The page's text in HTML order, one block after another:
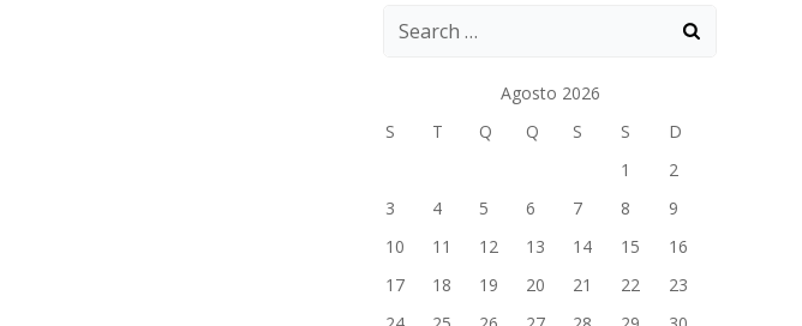
Agosto 2026
S
T Q Q S S
D
1
2
3
4 5 6 7 8
9
10
11 12 13 14 15
16
17
18 19 20 21 22
23